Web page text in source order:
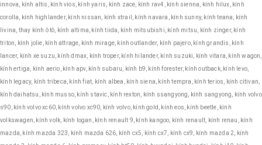
innova, kính altis, kính vios, kính yaris, kính zace, kính rav4, kính sienna, kính hilux, kính
corolla, kính highlander, kính nissan, kính xtrail, kính navara, kính sunny, kính teana, kính
livina, thay kính ô tô, kính altima, kính tiida, kính mitsubishi, kính mitsu, kính zinger, kính
triton, kính jolie, kính attrage, kính mirage, kính outlander, kính pajero, kính grandis, kính
lancer, kính xe suzu, kính dmax, kính troper, kính hilander, kính suzuki, kính vitara, kính wagon,
kính ertiga, kính aerio, kính apv, kính subaru, kính b9, kính forester, kính outback, kính levo,
kính legacy, kính tribeca, kính fiat, kính albea, kính siena, kính tempra, kính terios, kính citivan,
kính daihatsu, kính musso, kính stavic, kính rexton, kính ssangyong, kính sangyong, kính volvo
s90, kính volvo xc60, kính volvo xc90, kính volvo, kính gold, kính eos, kính beetle, kính
volkswagen, kính volk, kính logan, kính renault 9, kính kangoo, kính renault, kính renau, kính
mazda, kính mazda 323, kính mazda 626, kính cx5, kính cx7, kính cx9, kính mazda 2, kính